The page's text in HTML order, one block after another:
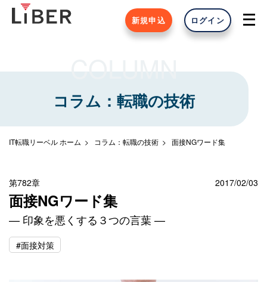
新規申込 ログイン
COLUMN
コラム：転職の技術
IT転職リーベル ホーム コラム：転職の技術 面接NGワード集
第782章 2017/02/03
面接NGワード集
— 印象を悪くする３つの言葉 —
#面接対策